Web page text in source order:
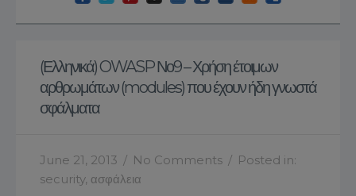
(Ελληνικά) OWASP Νο9 – Χρήση έτοιμων
αρθρωμάτων (modules) που έχουν ήδη γνωστά
σφάλματα
June 21, 2013 / No Comments / Posted in:
security, ασφάλεια